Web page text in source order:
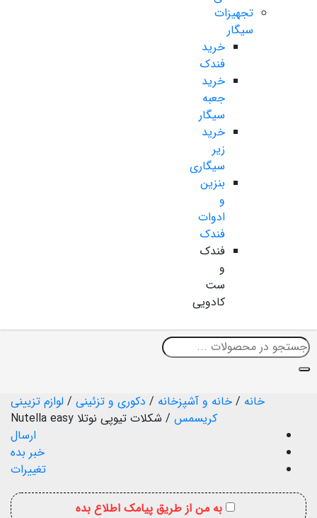
تجهیزات
سیگار
خرید
فندک
خرید
جعبه
سیگار
خرید
زیر
سیگاری
بنزین
و
ادوات
فندک
فندک
و
ست
کادویی
خانه / خانه و آشپزخانه / دکوری و تزئینی / لوازم تزیینی
کریسمس / شکلات تیوپی نوتلا Nutella easy
ارسال
خبر بده
تغییرات
به من از طریق پیامک اطلاع بده